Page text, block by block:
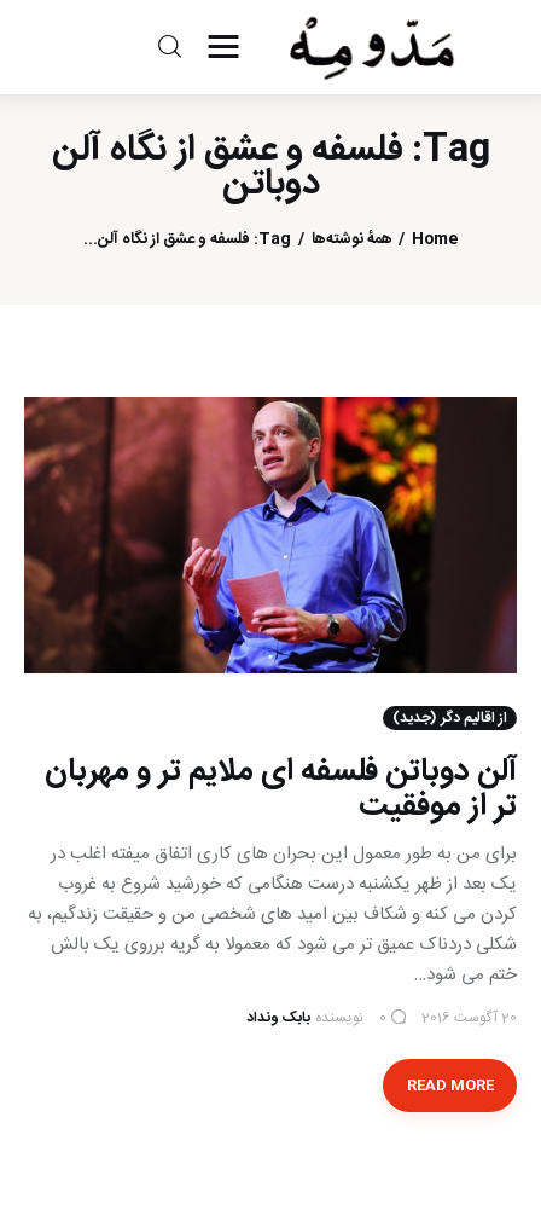
Tag: فلسفه و عشق از نگاه آلن
دوباتن
Home همهٔ نوشته‌ها Tag: فلسفه و عشق از نگاه آلن...
مد و مه
ادبیات
سینما
درباره ما
از اقالیم دگر (جدید)
آلن دوباتن فلسفه ای ملایم تر و مهربان
تر از موفقیت
برای من به طور معمول این بحران های کاری اتفاق میفته اغلب در
یک بعد از ظهر یکشنبه درست هنگامی که خورشید شروع به غروب
کردن می کنه و شکاف بین امید های شخصی من و حقیقت زندگیم، به
شکلی دردناک عمیق تر می شود که معمولا به گریه برروی یک بالش
ختم می شود…
20 آگوست 2016 0 نویسنده بابک ونداد
READ MORE